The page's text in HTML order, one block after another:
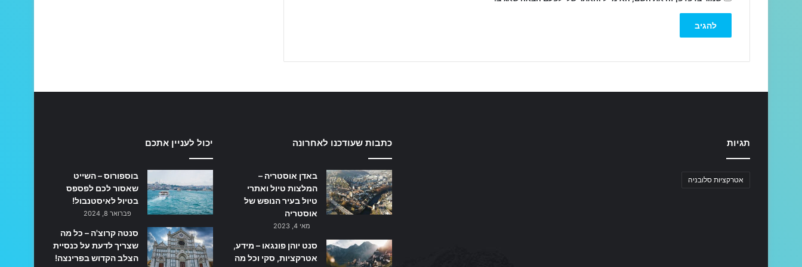
תגיות
אטרקציות סלובניה
כתבות שעודכנו לאחרונה
באדן אוסטריה –
המלצות טיול ואתרי
טיול בעיר הנופש של
אוסטריה
מאי 4, 2023
סנט יוהן פונגאו – מידע,
אטרקציות, סקי וכל מה
יכול לעניין אתכם
בוספורוס – השייט
שאסור לכם לפספס
בטיול לאיסטנבול!
פברואר 8, 2024
סנטה קרוצ'ה – כל מה
שצריך לדעת על כנסיית
הצלב הקדוש בפרינצה!